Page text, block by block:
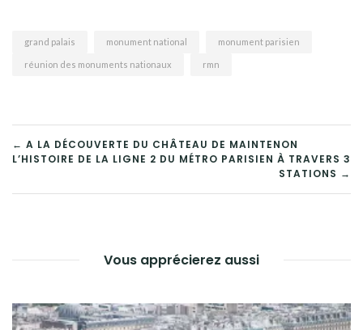
grand palais monument national monument parisien
réunion des monuments nationaux rmn
NAVIGATION
DE
← A LA DÉCOUVERTE DU CHÂTEAU DE MAINTENON
L’HISTOIRE DE LA LIGNE 2 DU MÉTRO PARISIEN À TRAVERS 3
STATIONS →
Vous apprécierez aussi